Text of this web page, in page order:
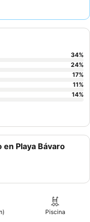
y atento,
animado, las
Playa Bávaro
34%
24%
17%
11%
14%
Piscina